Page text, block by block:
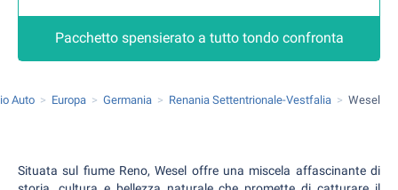
Pacchetto spensierato a tutto tondo confronta
Auto Europa Germania Renania Settentrionale-Vestfalia Wesel
Situata sul fiume Reno, Wesel offre una miscela affascinante di